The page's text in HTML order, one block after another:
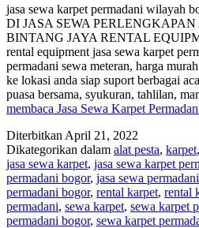
jasa sewa karpet permadani
DI JASA SEWA
BINTANG JAYA RENTAL
rental equipment jasa sewa karpet
permadani sewa meteran, harga
ke lokasi anda siap suport berbagai
puasa bersama, syukuran, tahlilan,
membaca Jasa Sewa Karpet
Diterbitkan April 21, 2022
Dikategorikan dalam alat pesta, karpet,
jasa sewa karpet, jasa sewa karpet
permadani bogor, jasa sewa permadani
permadani bogor, rental karpet, rental
permadani, sewa karpet, sewa karpet
permadani bogor, sewa karpet